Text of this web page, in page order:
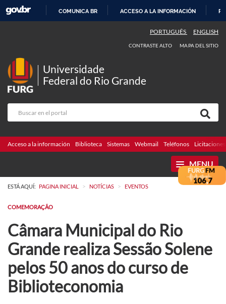
CONTENIDO
COMUNICA BR ACCESO A LA INFORMACIÓN
PORTUGUÊS ENGLISH
CONTRASTE ALTO MAPA DEL SITIO
Universidade
Federal do Rio Grande
Acceso a la información Biblioteca Sistemas Webmail Teléfonos Licitaciones
MENU
ESTÁ AQUÍ: PAGINA INICIAL > NOTÍCIAS > EVENTOS
COMEMORAÇÃO
Câmara Municipal do Rio
Grande realiza Sessão Solene
pelos 50 anos do curso de
Biblioteconomia